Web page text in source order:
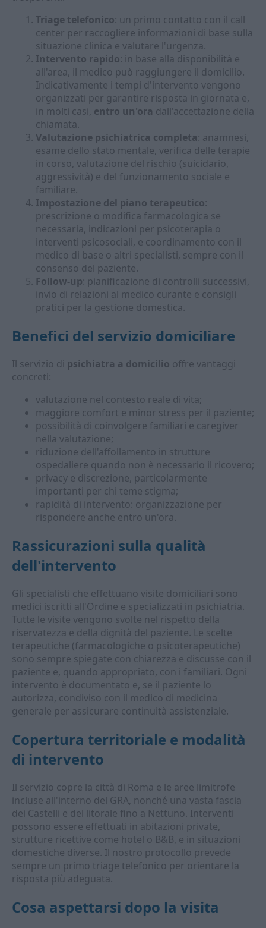
Triage telefonico: un primo contatto con il call
center per raccogliere informazioni di base sulla
situazione clinica e valutare l'urgenza.
Intervento rapido: in base alla disponibilità e
all'area, il medico può raggiungere il domicilio.
Indicativamente i tempi d'intervento vengono
organizzati per garantire risposta in giornata e,
in molti casi, entro un'ora dall'accettazione della
chiamata.
Valutazione psichiatrica completa: anamnesi,
esame dello stato mentale, verifica delle terapie
in corso, valutazione del rischio (suicidario,
aggressività) e del funzionamento sociale e
familiare.
Impostazione del piano terapeutico:
prescrizione o modifica farmacologica se
necessaria, indicazioni per psicoterapia o
interventi psicosociali, e coordinamento con il
medico di base o altri specialisti, sempre con il
consenso del paziente.
Follow-up: pianificazione di controlli successivi,
invio di relazioni al medico curante e consigli
pratici per la gestione domestica.
Benefici del servizio domiciliare
Il servizio di psichiatra a domicilio offre vantaggi
concreti:
valutazione nel contesto reale di vita;
maggiore comfort e minor stress per il paziente;
possibilità di coinvolgere familiari e caregiver
nella valutazione;
riduzione dell'affollamento in strutture
ospedaliere quando non è necessario il ricovero;
privacy e discrezione, particolarmente
importanti per chi teme stigma;
rapidità di intervento: organizzazione per
rispondere anche entro un'ora.
Rassicurazioni sulla qualità
dell'intervento
Gli specialisti che effettuano visite domiciliari sono
medici iscritti all'Ordine e specializzati in psichiatria.
Tutte le visite vengono svolte nel rispetto della
riservatezza e della dignità del paziente. Le scelte
terapeutiche (farmacologiche o psicoterapeutiche)
sono sempre spiegate con chiarezza e discusse con il
paziente e, quando appropriato, con i familiari. Ogni
intervento è documentato e, se il paziente lo
autorizza, condiviso con il medico di medicina
generale per assicurare continuità assistenziale.
Copertura territoriale e modalità
di intervento
Il servizio copre la città di Roma e le aree limitrofe
incluse all'interno del GRA, nonché una vasta fascia
dei Castelli e del litorale fino a Nettuno. Interventi
possono essere effettuati in abitazioni private,
strutture ricettive come hotel o B&B, e in situazioni
domestiche diverse. Il nostro protocollo prevede
sempre un primo triage telefonico per orientare la
risposta più adeguata.
Cosa aspettarsi dopo la visita